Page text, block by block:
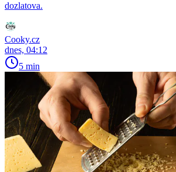
dozlatova.
Cooky.cz
dnes, 04:12
5 min